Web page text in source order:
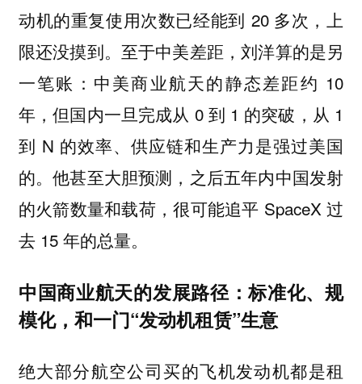
动机的重复使用次数已经能到 20 多次，上
限还没摸到。至于中美差距，刘洋算的是另
一笔账：中美商业航天的静态差距约 10
年，但国内一旦完成从 0 到 1 的突破，从 1
到 N 的效率、供应链和生产力是强过美国
的。他甚至大胆预测，之后五年内中国发射
的火箭数量和载荷，很可能追平 SpaceX 过
去 15 年的总量。
中国商业航天的发展路径：标准化、规
模化，和一门“发动机租赁”生意
绝大部分航空公司买的飞机发动机都是租